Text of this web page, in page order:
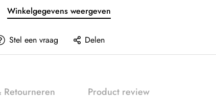
Winkelgegevens weergeven
Stel een vraag Delen
Product review